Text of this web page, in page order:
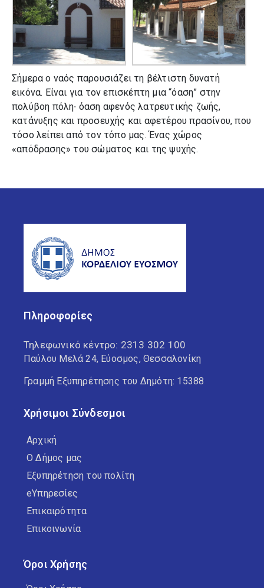
Σήμερα ο ναός παρουσιάζει τη βέλτιστη δυνατή
εικόνα. Είναι για τον επισκέπτη μια “όαση” στην
πολύβοη πόλη∙ όαση αφενός λατρευτικής ζωής,
κατάνυξης και προσευχής και αφετέρου πρασίνου, που
τόσο λείπει από τον τόπο μας. Ένας χώρος
«απόδρασης» του σώματος και της ψυχής.
Πληροφορίες
Τηλεφωνικό κέντρο: 2313 302 100
Παύλου Μελά 24, Εύοσμος, Θεσσαλονίκη
Γραμμή Εξυπηρέτησης του Δημότη: 15388
Χρήσιμοι Σύνδεσμοι
Αρχική
Ο Δήμος μας
Εξυπηρέτηση του πολίτη
eΥπηρεσίες
Επικαιρότητα
Επικοινωνία
Όροι Χρήσης